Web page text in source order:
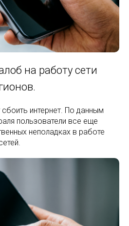
на работу сети
интернет. По данным
пользователи все еще
неполадках в работе